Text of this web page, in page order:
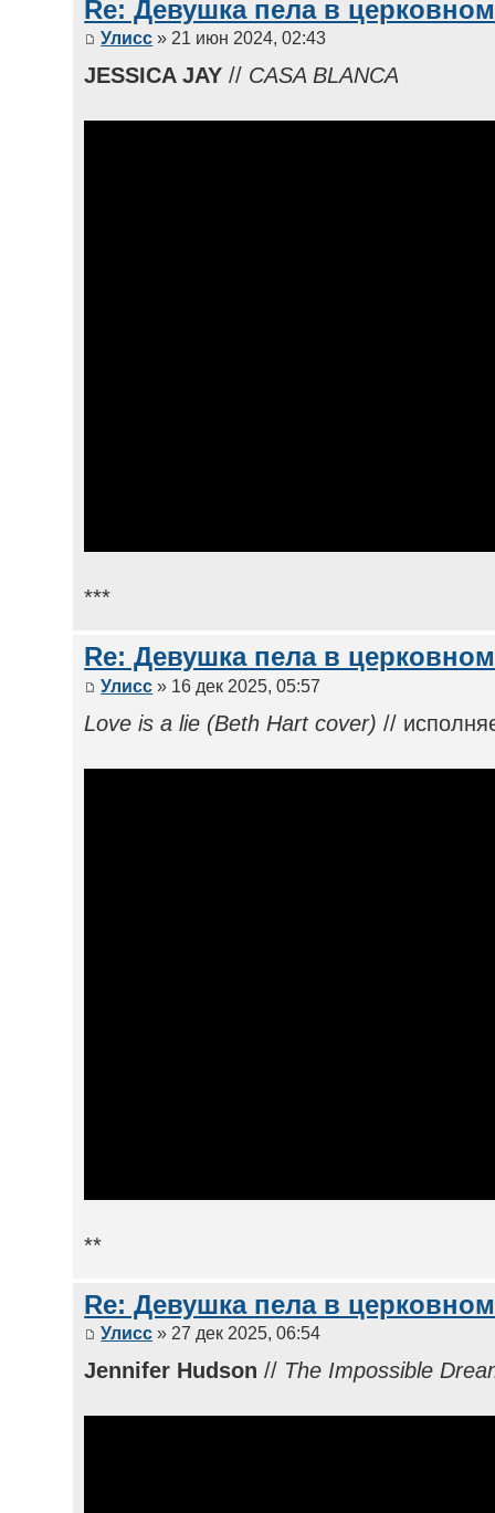
Re: Девушка пела в
Улисс » 21 июн 2024, 02:43
JESSICA JAY // CASA BLANCA
***
Re: Девушка пела в
Улисс » 16 дек 2025, 05:57
Love is a lie (Beth Hart cover) //
**
Re: Девушка пела в
Улисс » 27 дек 2025, 06:54
Jennifer Hudson// The Impossible